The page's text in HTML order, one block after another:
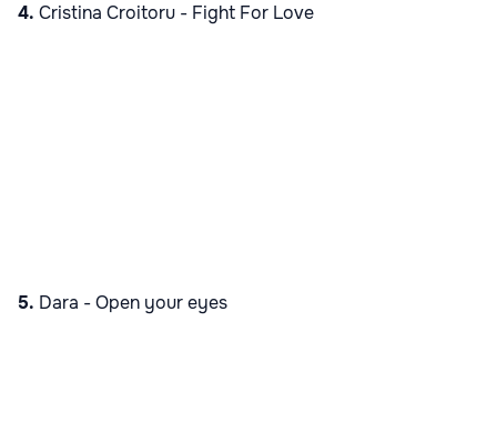
4. Cristina Croitoru - Fight For Love
5. Dara -Open your eyes